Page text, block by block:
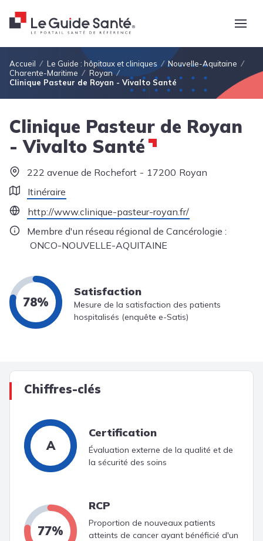
Fil d'Ariane
Accueil Le Guide : hôpitaux et cliniques
Nouvelle-Aquitaine
Charente-Maritime
Royan
Clinique Pasteur de Royan - Vivalto Santé
Clinique Pasteur de Royan
- Vivalto Santé
222 avenue de Rochefort 17200 Royan
Itinéraire
http://www.clinique-pasteur-royan.fr/
Membre d'un réseau régional de Cancérologie :
ONCO-NOUVELLE-AQUITAINE
78%
Satisfaction
Mesure de la satisfaction des patients
hospitalisés (enquête e-Satis)
Chiffres-clés
A
Certification
Évaluation externe de la qualité et de
la sécurité des soins
77%
RCP
Proportion de nouveaux patients
atteints de cancer ayant bénéficié d'un